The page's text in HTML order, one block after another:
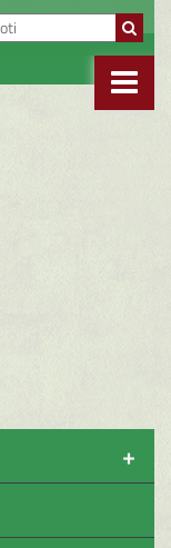
+